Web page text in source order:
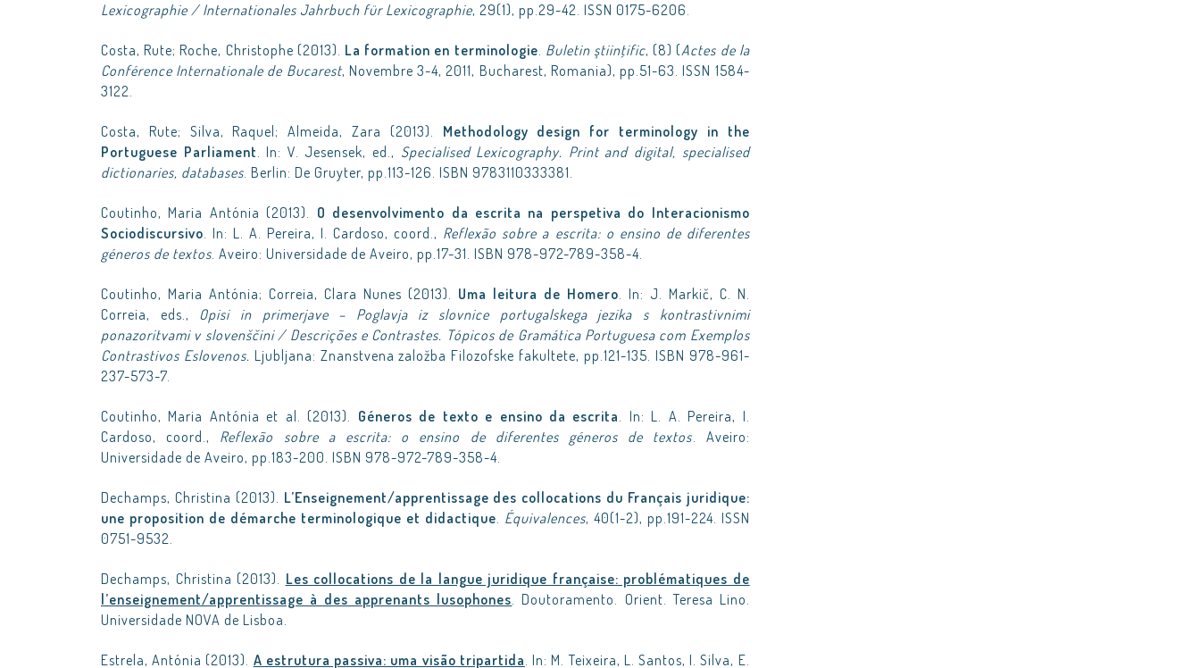
Lexicographie / Internationales Jahrbuch für Lexicographie, 29(1), pp.29-42. ISSN 0175-6206.
Costa, Rute; Roche, Christophe (2013). La formation en terminologie. Buletin ştiinţific, (8) (Actes de la
Conférence Internationale de Bucarest, Novembre 3-4, 2011, Bucharest, Romania), pp.51-63. ISSN 1584-
3122.
Costa, Rute; Silva, Raquel; Almeida, Zara (2013). Methodology design for terminology in the
Portuguese Parliament. In: V. Jesensek, ed., Specialised Lexicography. Print and digital, specialised
dictionaries, databases. Berlin: De Gruyter, pp.113-126. ISBN 9783110333381.
Coutinho, Maria Antónia (2013). O desenvolvimento da escrita na perspetiva do Interacionismo
Sociodiscursivo. In: L. A. Pereira, I. Cardoso, coord., Reflexão sobre a escrita: o ensino de diferentes
géneros de textos. Aveiro: Universidade de Aveiro, pp.17-31. ISBN 978-972-789-358-4.
Coutinho, Maria Antónia; Correia, Clara Nunes (2013). Uma leitura de Homero. In: J. Markič, C. N.
Correia, eds., Opisi in primerjave – Poglavja iz slovnice portugalskega jezika s kontrastivnimi
ponazoritvami v slovenščini / Descrições e Contrastes. Tópicos de Gramática Portuguesa com Exemplos
Contrastivos Eslovenos. Ljubljana: Znanstvena založba Filozofske fakultete, pp.121-135. ISBN 978-961-
237-573-7.
Coutinho, Maria Antónia et al. (2013). Géneros de texto e ensino da escrita. In: L. A. Pereira, I.
Cardoso, coord., Reflexão sobre a escrita: o ensino de diferentes géneros de textos. Aveiro:
Universidade de Aveiro, pp.183-200. ISBN 978-972-789-358-4.
Dechamps, Christina (2013). L’Enseignement/apprentissage des collocations du Français juridique:
une proposition de démarche terminologique et didactique. Équivalences, 40(1-2), pp.191-224. ISSN
0751-9532.
Dechamps, Christina (2013). Les collocations de la langue juridique française: problématiques de
l’enseignement/apprentissage à des apprenants lusophones. Doutoramento. Orient. Teresa Lino.
Universidade NOVA de Lisboa.
Estrela, Antónia (2013). A estrutura passiva: uma visão tripartida. In: M. Teixeira, L. Santos, I. Silva, E.